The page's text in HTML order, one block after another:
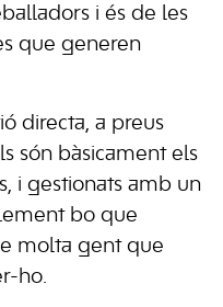
i és de les
que generen
directa, a preus
són bàsicament els
i gestionats amb un
bo que
molta gent que
ho.